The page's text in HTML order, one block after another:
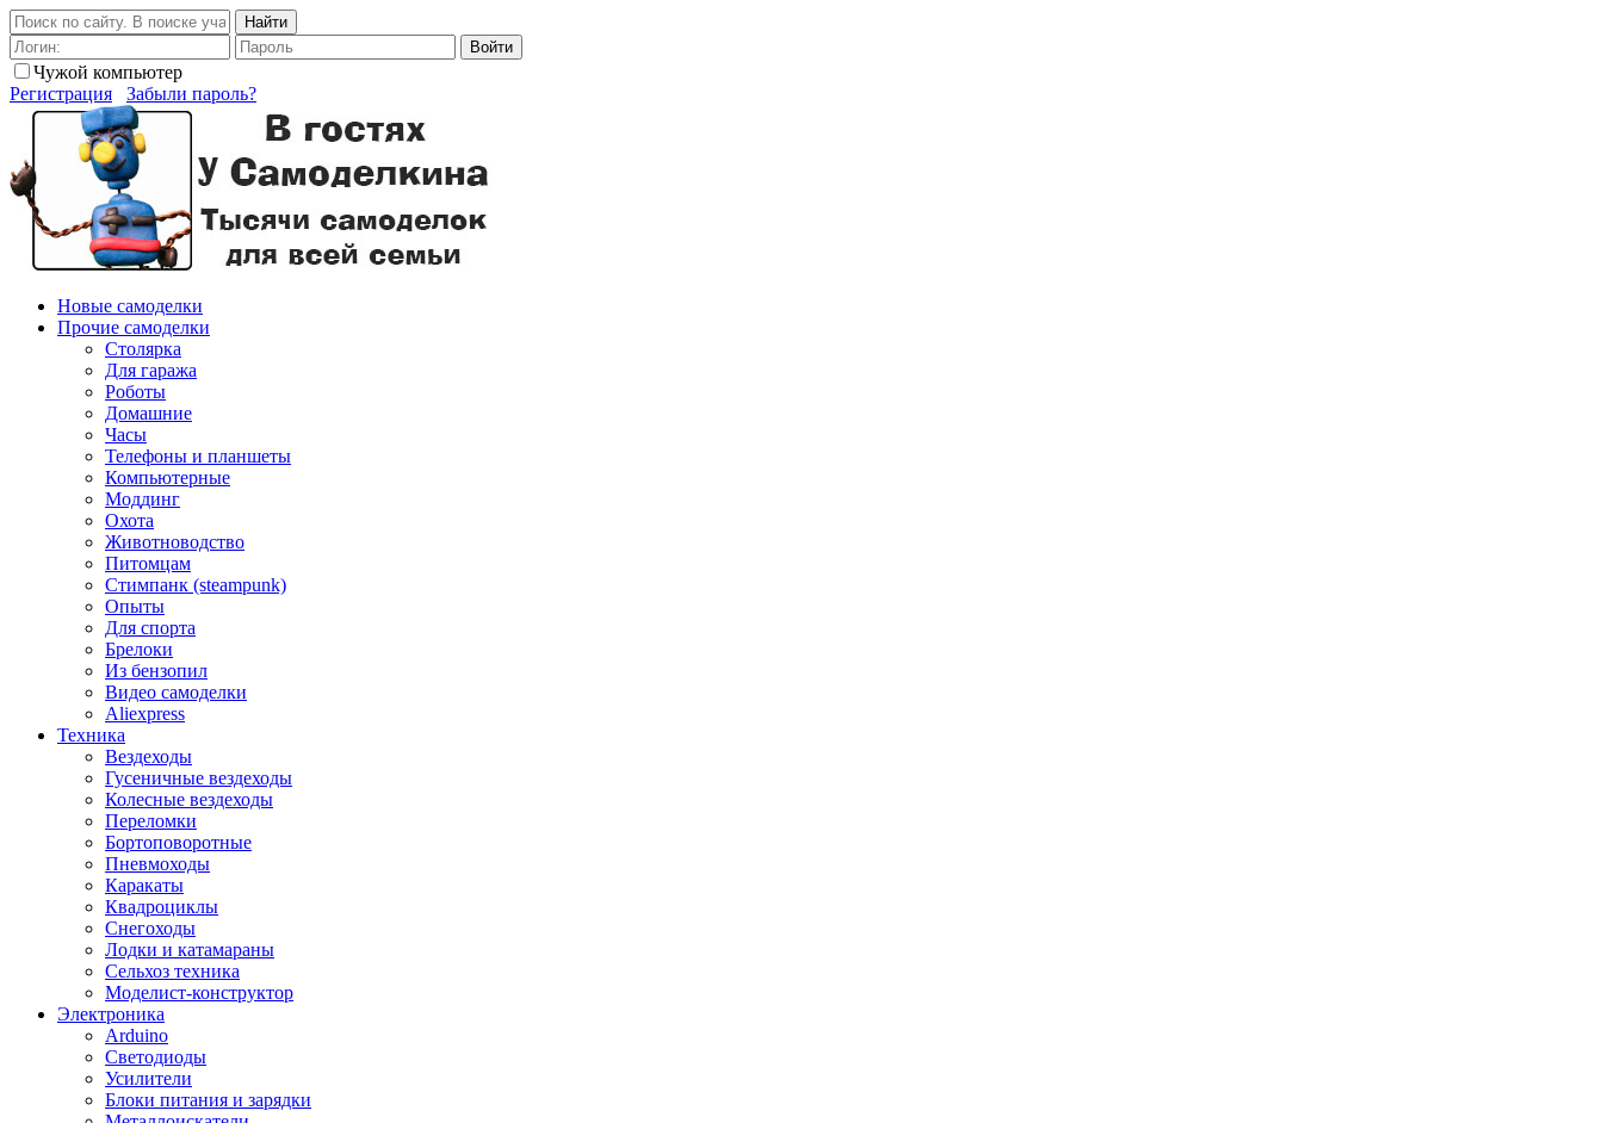
Найти
Войти
Чужой компьютер
Регистрация
Забыли пароль?
Новые самоделки
Прочие самоделки
Столярка
Для гаража
Роботы
Домашние
Часы
Телефоны и планшеты
Компьютерные
Моддинг
Охота
Животноводство
Питомцам
Стимпанк (steampunk)
Опыты
Для спорта
Брелоки
Из бензопил
Видео самоделки
Aliexpress
Техника
Вездеходы
Гусеничные вездеходы
Колесные вездеходы
Переломки
Бортоповоротные
Пневмоходы
Каракаты
Квадроциклы
Снегоходы
Лодки и катамараны
Сельхоз техника
Моделист-конструктор
Электроника
Arduino
Светодиоды
Усилители
Блоки питания и зарядки